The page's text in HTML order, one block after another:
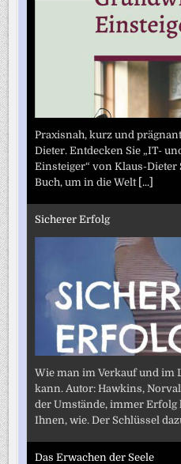
Praxisnah, kurz und
Dieter. Entdecken Sie „IT-
Einsteiger“ von Klaus-Dieter
Buch, um in die Welt [...]
Sicherer Erfolg
Wie man im Verkauf und im
kann. Autor: Hawkins,
der Umstände, immer Erfolg
Ihnen, wie. Der Schlüssel
Das Erwachen der Seele